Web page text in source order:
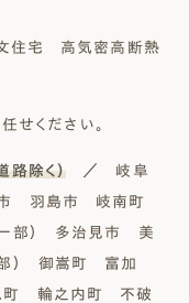
住宅 高気密高断熱
せください。
除く） ／ 岐阜
市 羽島市 岐南町
部） 多治見市 美
） 御嵩町 富加
輪之内町 不破